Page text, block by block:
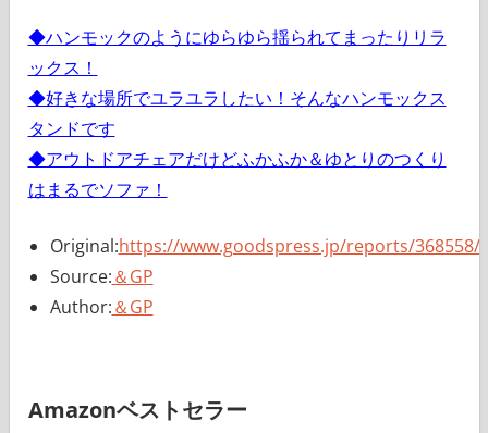
◆ハンモックのようにゆらゆら揺られてまったりリラ
ックス！
◆好きな場所でユラユラしたい！そんなハンモックス
タンドです
◆アウトドアチェアだけどふかふか＆ゆとりのつくり
はまるでソファ！
Original:https://www.goodspress.jp/reports/368558/
Source:＆GP
Author:＆GP
Amazonベストセラー